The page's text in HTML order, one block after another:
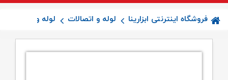
فروشگاه اینترنتی ابزارینا لوله و اتصالات لوله و اتصالات